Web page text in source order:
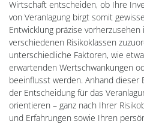
Wirtschaft entscheiden, ob Ihre
von Veranlagung birgt somit
Entwicklung präzise
verschiedenen Risikoklassen
unterschiedliche Faktoren, wie
erwartenden Wertschwankungen
beeinflusst werden. Anhand dieser
der Entscheidung für das
orientieren – ganz nach Ihrer
und Erfahrungen sowie Ihren